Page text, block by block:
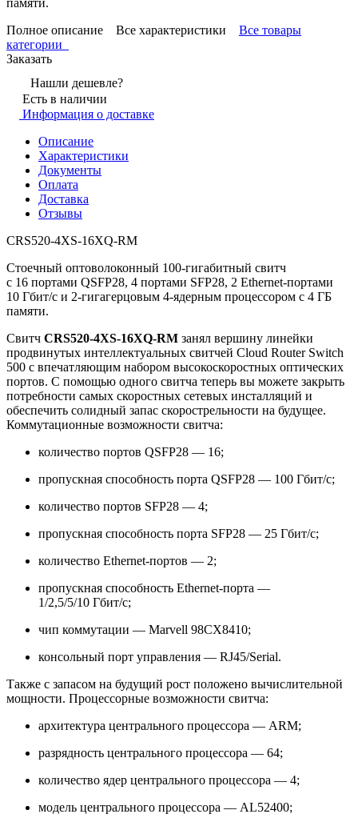
Полное описание
Все характеристики
Все товары
категории
Заказать
Нашли дешевле?
Есть в наличии
Информация о доставке
Описание
Характеристики
Документы
Оплата
Доставка
Отзывы
CRS520-4XS-16XQ-RM
Стоечный оптоволоконный 100-гигабитный свитч
с 16 портами QSFP28, 4 портами SFP28, 2 Ethernet-портами
10 Гбит/с и 2-гигагерцовым 4-ядерным процессором с 4 ГБ
памяти.
Свитч CRS520-4XS-16XQ-RM занял вершину линейки
продвинутых интеллектуальных свитчей Cloud Router Switch
500 с впечатляющим набором высокоскоростных оптических
портов. С помощью одного свитча теперь вы можете закрыть
потребности самых скоростных сетевых инсталляций и
обеспечить солидный запас скорострельности на будущее.
Коммутационные возможности свитча:
количество портов QSFP28 — 16;
пропускная способность порта QSFP28 — 100 Гбит/с;
количество портов SFP28 — 4;
пропускная способность порта SFP28 — 25 Гбит/с;
количество Ethernet-портов — 2;
пропускная способность Ethernet-порта —
1/2,5/5/10 Гбит/с;
чип коммутации — Marvell 98CX8410;
консольный порт управления — RJ45/Serial.
Также с запасом на будущий рост положено вычислительной
мощности. Процессорные возможности свитча:
архитектура центрального процессора — ARM;
разрядность центрального процессора — 64;
количество ядер центрального процессора — 4;
модель центрального процессора — AL52400;